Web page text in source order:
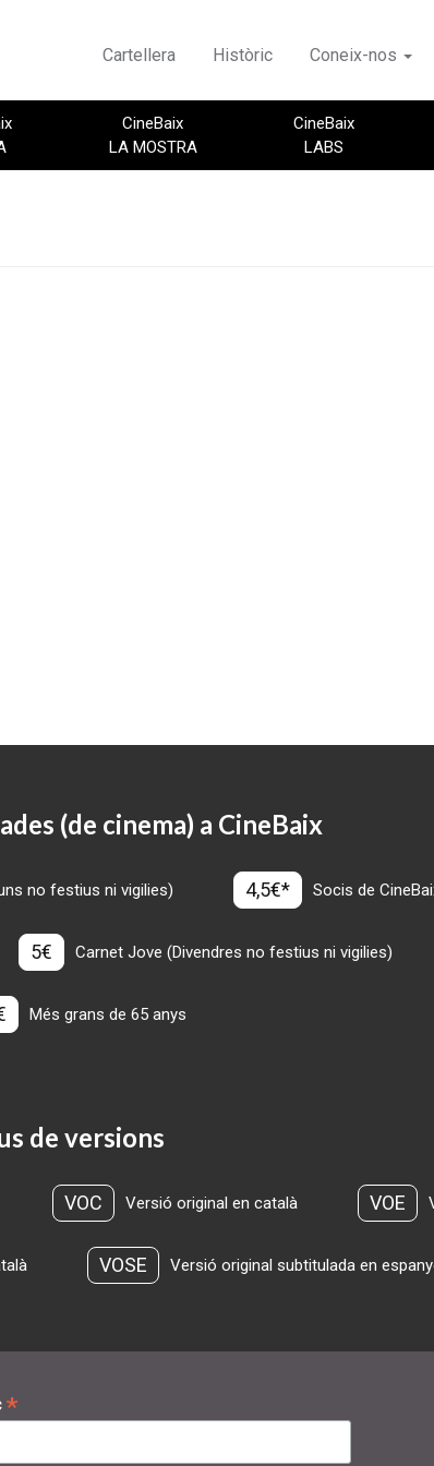
Cartellera Històric Coneix-nos
CineBaix
LA MOSTRA
CineBaix
LABS
(de cinema) a CineBaix
no festius ni vigilies) 4,5€* Socis de
5€ Carnet Jove (Divendres no festius ni vigilies)
Més grans de 65 anys
de versions
VOC Versió original en català VOE
VOSE Versió original subtitulada en
*